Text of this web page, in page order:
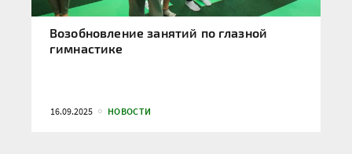
Возобновление занятий по глазной
гимнастике
16.09.2025 НОВОСТИ